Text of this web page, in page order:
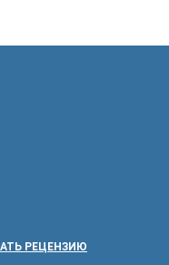
РЕЦЕНЗИЮ